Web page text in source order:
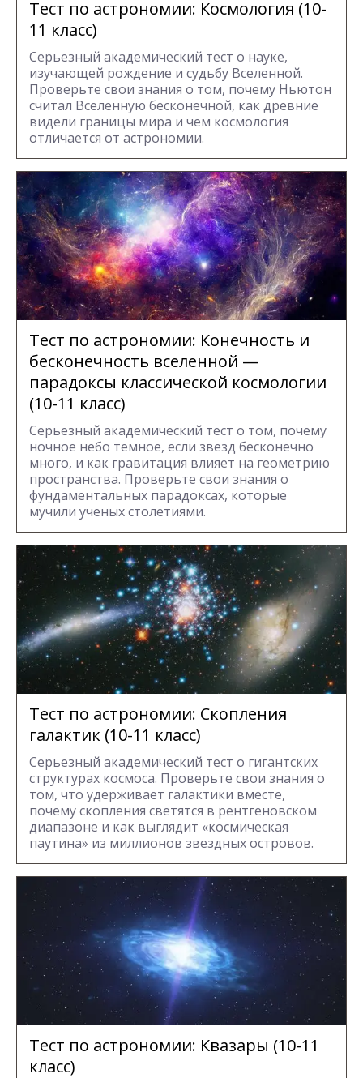
Тест по астрономии: Космология (10-
11 класс)
Серьезный академический тест о науке,
изучающей рождение и судьбу Вселенной.
Проверьте свои знания о том, почему Ньютон
считал Вселенную бесконечной, как древние
видели границы мира и чем космология
отличается от астрономии.
Тест по астрономии: Конечность и
бесконечность вселенной —
парадоксы классической космологии
(10-11 класс)
Серьезный академический тест о том, почему
ночное небо темное, если звезд бесконечно
много, и как гравитация влияет на геометрию
пространства. Проверьте свои знания о
фундаментальных парадоксах, которые
мучили ученых столетиями.
Тест по астрономии: Скопления
галактик (10-11 класс)
Серьезный академический тест о гигантских
структурах космоса. Проверьте свои знания о
том, что удерживает галактики вместе,
почему скопления светятся в рентгеновском
диапазоне и как выглядит «космическая
паутина» из миллионов звездных островов.
Тест по астрономии: Квазары (10-11
класс)